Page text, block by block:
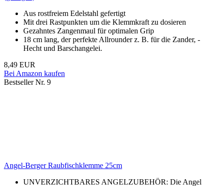
Aus rostfreiem Edelstahl gefertigt
Mit drei Rastpunkten um die Klemmkraft zu dosieren
Gezahntes Zangenmaul für optimalen Grip
18 cm lang, der perfekte Allrounder z. B. für die Zander, -
Hecht und Barschangelei.
8,49 EUR
Bei Amazon kaufen
Bestseller Nr. 9
Angel-Berger Raubfischklemme 25cm
UNVERZICHTBARES ANGELZUBEHÖR: Die Angel